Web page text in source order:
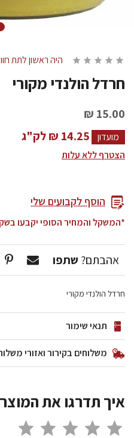
היה ראשון לתת
חרדל הולנדי מקורי
15.00 ₪
מועדון 14.25 ₪ לק"ג
הצטרף ללא עלות
הוסף לקבועים שלי
*המשקל והמחיר הסופי יקבעו
אהבתם? שתפו
חרדל הולנדי מקורי
תנאי שימור
משלוחים בקירור ואזורי
איך תדרגו את